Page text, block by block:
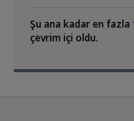
Electric Blue
00:58
Kafalı Yunus Yavruları
Şu ana kadar en fazla
çevrim içi oldu.